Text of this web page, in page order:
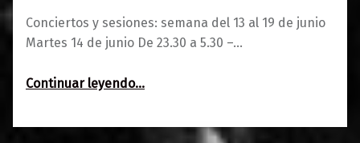
Conciertos y sesiones: semana del 13 al 19 de junio
Martes 14 de junio De 23.30 a 5.30 –…
Continuar leyendo“Semana del 13 al 19 de junio”
…